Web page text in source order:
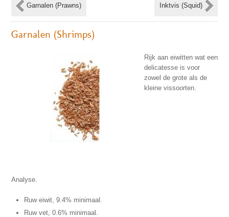
Garnalen (Prawns) Inktvis (Squid)
Garnalen (Shrimps)
Rijk aan eiwitten wat een
delicatesse is voor
zowel de grote als de
kleine vissoorten.
Analyse.
Ruw eiwit, 9.4% minimaal.
Ruw vet, 0.6% minimaal.